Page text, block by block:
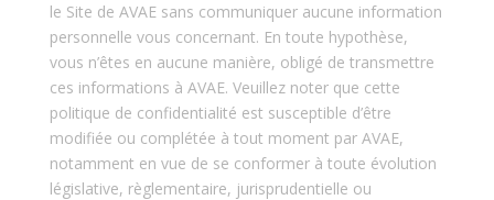
le Site de AVAE sans communiquer aucune information
personnelle vous concernant. En toute hypothèse,
vous n’êtes en aucune manière, obligé de transmettre
ces informations à AVAE. Veuillez noter que cette
politique de confidentialité est susceptible d’être
modifiée ou complétée à tout moment par AVAE,
notamment en vue de se conformer à toute évolution
législative, règlementaire, jurisprudentielle ou